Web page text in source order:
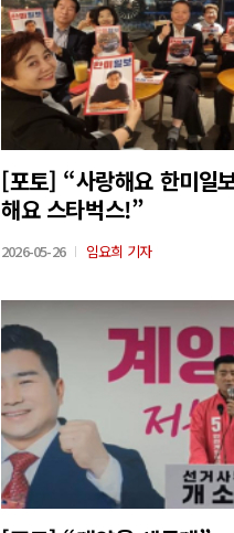
[포토] “사랑해요 한미일
해요 스타벅스!”
2026-05-26 임요희 기자